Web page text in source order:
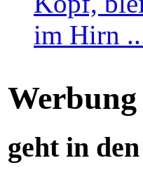
geht in